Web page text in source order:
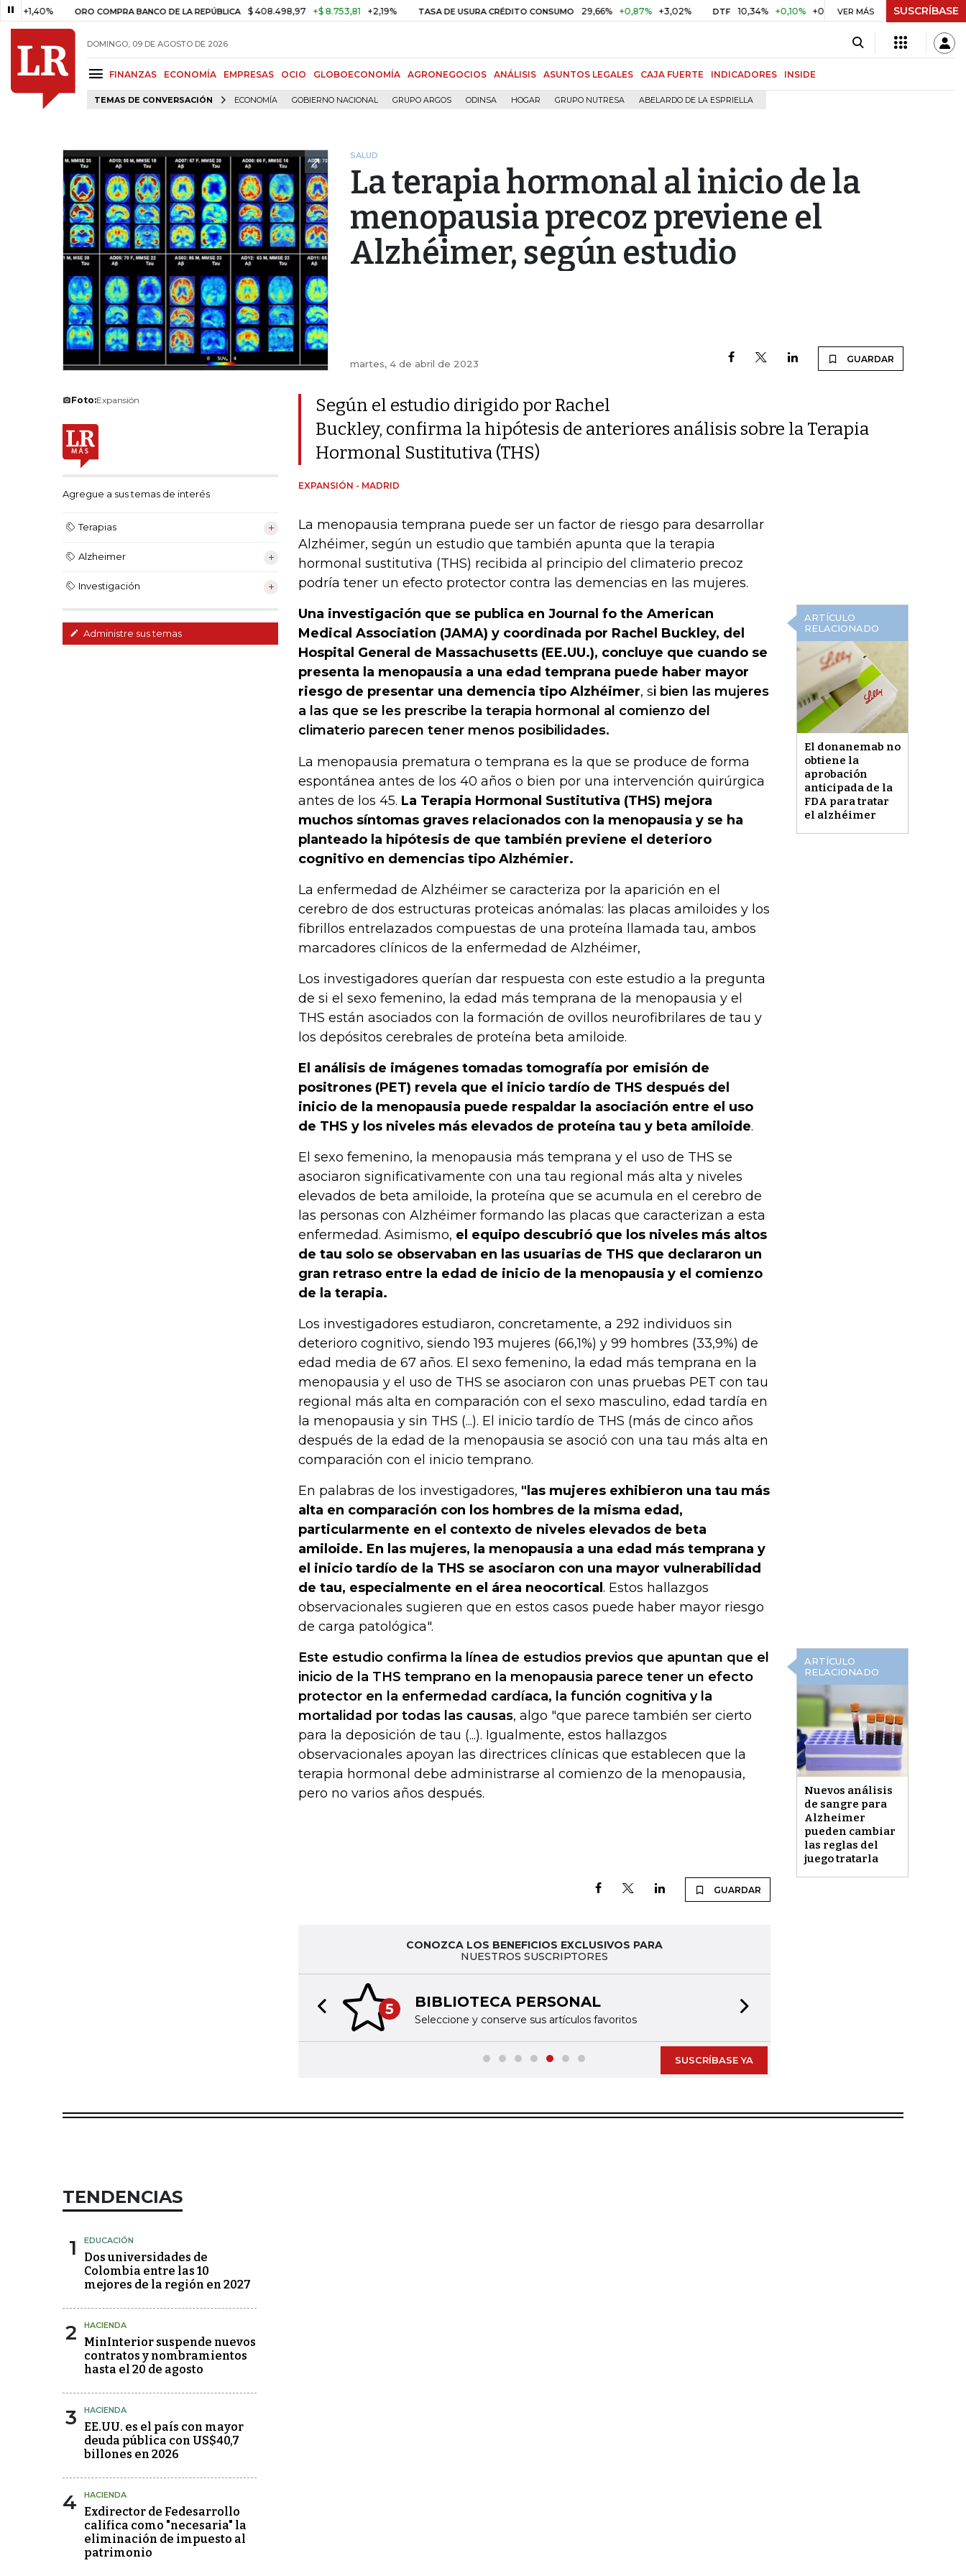
ORO COMPRA BANCO DE LA REPÚBLICA $ 408.498,97 +$ 8.753,81 +2,19% TASA DE USURA CRÉDITO CONSUMO 29,66% +0,87% +3,02% DTF 10,34% +0,10% +0,98% UVR $ 417,01 +$ 0,05 +0,01%
VER MÁS SUSCRÍBASE
DOMINGO, 09 DE AGOSTO DE 2026
FINANZAS ECONOMÍA EMPRESAS OCIO GLOBOECONOMÍA AGRONEGOCIOS ANÁLISIS ASUNTOS LEGALES CAJA FUERTE INDICADORES INSIDE
TEMAS DE CONVERSACIÓN ECONOMÍA GOBIERNO NACIONAL GRUPO ARGOS ODINSA HOGAR GRUPO NUTRESA ABELARDO DE LA ESPRIELLA
SALUD
La terapia hormonal al inicio de la
menopausia precoz previene el
Alzhéimer, según estudio
martes, 4 de abril de 2023 GUARDAR
Foto:Expansión
Agregue a sus temas de interés
Terapias
Alzheimer
Investigación
Administre sus temas
Según el estudio dirigido por Rachel
Buckley, confirma la hipótesis de anteriores análisis sobre la Terapia
Hormonal Sustitutiva (THS)
EXPANSIÓN - MADRID
La menopausia temprana puede ser un factor de riesgo para desarrollar
Alzhéimer, según un estudio que también apunta que la terapia
hormonal sustitutiva (THS) recibida al principio del climaterio precoz
podría tener un efecto protector contra las demencias en las mujeres.
ARTÍCULO
RELACIONADO
El donanemab no
obtiene la
aprobación
anticipada de la
FDA para tratar
el alzhéimer
Una investigación que se publica en Journal fo the American
Medical Association (JAMA) y coordinada por Rachel Buckley, del
Hospital General de Massachusetts (EE.UU.), concluye que cuando se
presenta la menopausia a una edad temprana puede haber mayor
riesgo de presentar una demencia tipo Alzhéimer, si bien las mujeres
a las que se les prescribe la terapia hormonal al comienzo del
climaterio parecen tener menos posibilidades.
La menopausia prematura o temprana es la que se produce de forma
espontánea antes de los 40 años o bien por una intervención quirúrgica
antes de los 45. La Terapia Hormonal Sustitutiva (THS) mejora
muchos síntomas graves relacionados con la menopausia y se ha
planteado la hipótesis de que también previene el deterioro
cognitivo en demencias tipo Alzhémier.
La enfermedad de Alzhéimer se caracteriza por la aparición en el
cerebro de dos estructuras proteicas anómalas: las placas amiloides y los
fibrillos entrelazados compuestas de una proteína llamada tau, ambos
marcadores clínicos de la enfermedad de Alzhéimer,
Los investigadores querían dar respuesta con este estudio a la pregunta
de si el sexo femenino, la edad más temprana de la menopausia y el
THS están asociados con la formación de ovillos neurofibrilares de tau y
los depósitos cerebrales de proteína beta amiloide.
El análisis de imágenes tomadas tomografía por emisión de
positrones (PET) revela que el inicio tardío de THS después del
inicio de la menopausia puede respaldar la asociación entre el uso
de THS y los niveles más elevados de proteína tau y beta amiloide.
El sexo femenino, la menopausia más temprana y el uso de THS se
asociaron significativamente con una tau regional más alta y niveles
elevados de beta amiloide, la proteína que se acumula en el cerebro de
las personas con Alzhéimer formando las placas que caracterizan a esta
enfermedad. Asimismo, el equipo descubrió que los niveles más altos
de tau solo se observaban en las usuarias de THS que declararon un
gran retraso entre la edad de inicio de la menopausia y el comienzo
de la terapia.
Los investigadores estudiaron, concretamente, a 292 individuos sin
deterioro cognitivo, siendo 193 mujeres (66,1%) y 99 hombres (33,9%) de
edad media de 67 años. El sexo femenino, la edad más temprana en la
menopausia y el uso de THS se asociaron con unas pruebas PET con tau
regional más alta en comparación con el sexo masculino, edad tardía en
la menopausia y sin THS (...). El inicio tardío de THS (más de cinco años
después de la edad de la menopausia se asoció con una tau más alta en
comparación con el inicio temprano.
En palabras de los investigadores, "las mujeres exhibieron una tau más
alta en comparación con los hombres de la misma edad,
particularmente en el contexto de niveles elevados de beta
amiloide. En las mujeres, la menopausia a una edad más temprana y
el inicio tardío de la THS se asociaron con una mayor vulnerabilidad
de tau, especialmente en el área neocortical . Estos hallazgos
observacionales sugieren que en estos casos puede haber mayor riesgo
de carga patológica".
ARTÍCULO
RELACIONADO
Nuevos análisis
de sangre para
Alzheimer
pueden cambiar
las reglas del
juego tratarla
Este estudio confirma la línea de estudios previos que apuntan que el
inicio de la THS temprano en la menopausia parece tener un efecto
protector en la enfermedad cardíaca, la función cognitiva y la
mortalidad por todas las causas, algo "que parece también ser cierto
para la deposición de tau (...). Igualmente, estos hallazgos
observacionales apoyan las directrices clínicas que establecen que la
terapia hormonal debe administrarse al comienzo de la menopausia,
pero no varios años después.
GUARDAR
CONOZCA LOS BENEFICIOS EXCLUSIVOS PARA
NUESTROS SUSCRIPTORES
5 BIBLIOTECA PERSONAL
Seleccione y conserve sus artículos favoritos
Previous slide
SUSCRÍBASE YA
TENDENCIAS
1 EDUCACIÓN
Dos universidades de
Colombia entre las 10
mejores de la región en 2027
2 HACIENDA
MinInterior suspende nuevos
contratos y nombramientos
hasta el 20 de agosto
3 HACIENDA
EE.UU. es el país con mayor
deuda pública con US$40,7
billones en 2026
4 HACIENDA
Exdirector de Fedesarrollo
califica como "necesaria" la
eliminación de impuesto al
patrimonio